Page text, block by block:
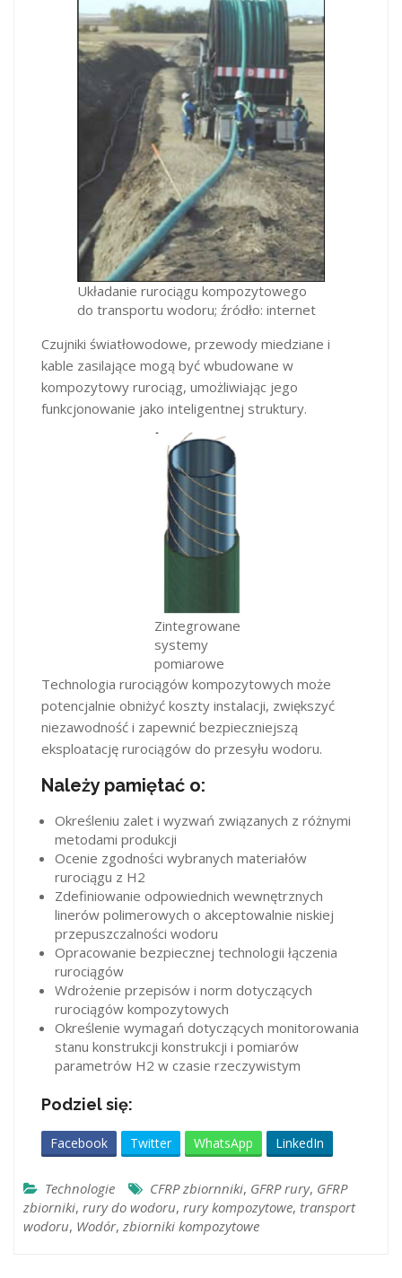
Układanie rurociągu kompozytowego
do transportu wodoru; źródło: internet
Czujniki światłowodowe, przewody miedziane i
kable zasilające mogą być wbudowane w
kompozytowy rurociąg, umożliwiając jego
funkcjonowanie jako inteligentnej struktury.
Zintegrowane
systemy
pomiarowe
Technologia rurociągów kompozytowych może
potencjalnie obniżyć koszty instalacji, zwiększyć
niezawodność i zapewnić bezpieczniejszą
eksploatację rurociągów do przesyłu wodoru.
Należy pamiętać o:
Określeniu zalet i wyzwań związanych z różnymi
metodami produkcji
Ocenie zgodności wybranych materiałów
rurociągu z H2
Zdefiniowanie odpowiednich wewnętrznych
linerów polimerowych o akceptowalnie niskiej
przepuszczalności wodoru
Opracowanie bezpiecznej technologii łączenia
rurociągów
Wdrożenie przepisów i norm dotyczących
rurociągów kompozytowych
Określenie wymagań dotyczących monitorowania
stanu konstrukcji konstrukcji i pomiarów
parametrów H2 w czasie rzeczywistym
Podziel się:
Facebook Twitter WhatsApp LinkedIn
Technologie CFRP zbiornniki, GFRP rury, GFRP
zbiorniki, rury do wodoru, rury kompozytowe, transport
wodoru, Wodór, zbiorniki kompozytowe